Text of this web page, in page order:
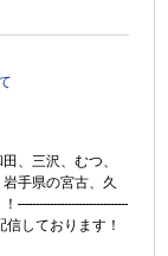
、三沢、むつ、
手県の宮古、久
信しております！